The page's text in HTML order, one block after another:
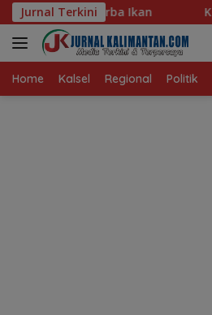
Langsung
ke
konten
Jurnal Terkini
Kebakaran Dini Hari
Home Kalsel Regional Politik